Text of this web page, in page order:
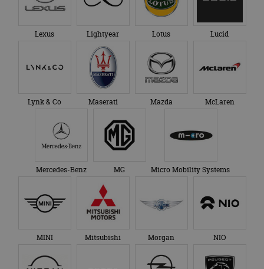
Lexus Lightyear Lotus Lucid
Lynk & Co Maserati Mazda McLaren
Mercedes-Benz MG Micro Mobility Systems
MINI Mitsubishi Morgan NIO